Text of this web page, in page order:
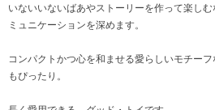
いないいないばあやストーリーを作って楽し
ミュニケーションを深めます。
コンパクトかつ心を和ませる愛らしいモチー
もぴったり。